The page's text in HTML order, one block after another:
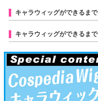
キャラウィッグができるまで
キャラウィッグができるまで